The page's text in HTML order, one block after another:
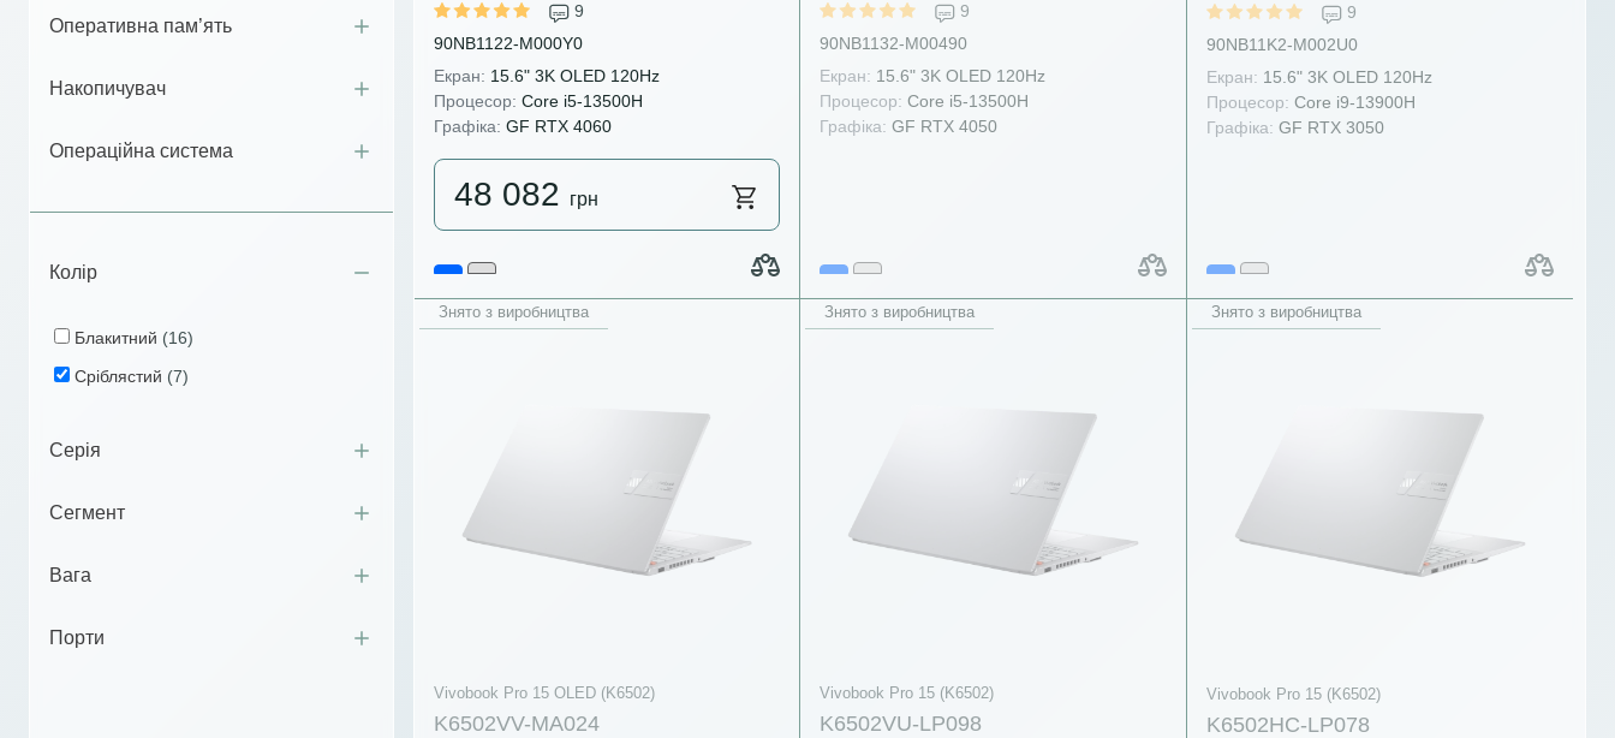
Оперативна пам’ять
Накопичувач
Операційна система
Колір
Блакитний (16)
Сріблястий (7)
Серія
Сегмент
Вага
Порти
9
90NB1122-M000Y0
Екран: 15.6" 3K OLED 120Hz
Процесор: Core i5-13500H
Графіка: GF RTX 4060
48 082 грн
9
90NB1132-M00490
Екран: 15.6" 3K OLED 120Hz
Процесор: Core i5-13500H
Графіка: GF RTX 4050
9
90NB11K2-M002U0
Екран: 15.6" 3K OLED 120Hz
Процесор: Core i9-13900H
Графіка: GF RTX 3050
Знято з виробництва
Vivobook Pro 15 OLED (K6502)
K6502VV-MA024
Знято з виробництва
Vivobook Pro 15 (K6502)
K6502VU-LP098
Знято з виробництва
Vivobook Pro 15 (K6502)
K6502HC-LP078